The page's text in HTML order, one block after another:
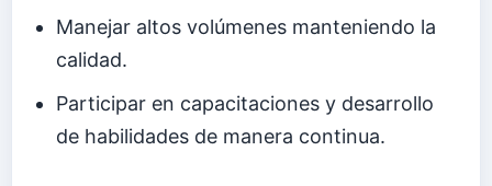
Manejar altos volúmenes manteniendo la
calidad.
Participar en capacitaciones y desarrollo
de habilidades de manera continua.